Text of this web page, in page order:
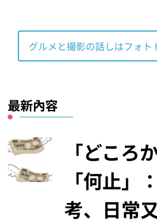
グルメと撮影の話しはフォト
最新內容
「どころ
「何止」
考、日常